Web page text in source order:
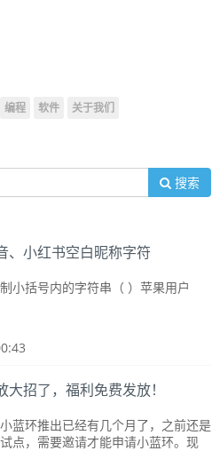
编程 软件 关于我们
搜索
、小红书空白昵称字符
小括号内的字符串（ ）苹果用户
大招了，福利免费发放！
蓝环推出已经有几个月了，之前还是
点，需要邀请才能申请小蓝环。现